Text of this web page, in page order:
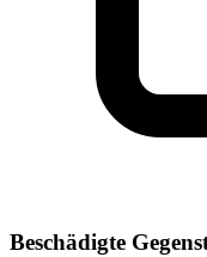
Beschädigte